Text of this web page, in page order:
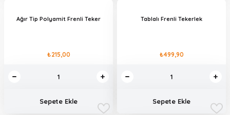
Ağır Tip Polyamit Frenli Teker
₺215,00
Sepete Ekle
Tablalı Frenli Tekerlek
₺499,90
Sepete Ekle